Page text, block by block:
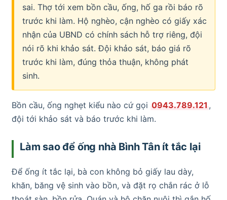
sai. Thợ tới xem bồn cầu, ống, hố ga rồi báo rõ
trước khi làm. Hộ nghèo, cận nghèo có giấy xác
nhận của UBND có chính sách hỗ trợ riêng, đội
nói rõ khi khảo sát. Đội khảo sát, báo giá rõ
trước khi làm, đúng thỏa thuận, không phát
sinh.
Bồn cầu, ống nghẹt kiểu nào cứ gọi 0943.789.121 ,
đội tới khảo sát và báo trước khi làm.
Làm sao để ống nhà Bình Tân ít tắc lại
Để ống ít tắc lại, bà con không bỏ giấy lau dày,
khăn, băng vệ sinh vào bồn, và đặt rọ chắn rác ở lỗ